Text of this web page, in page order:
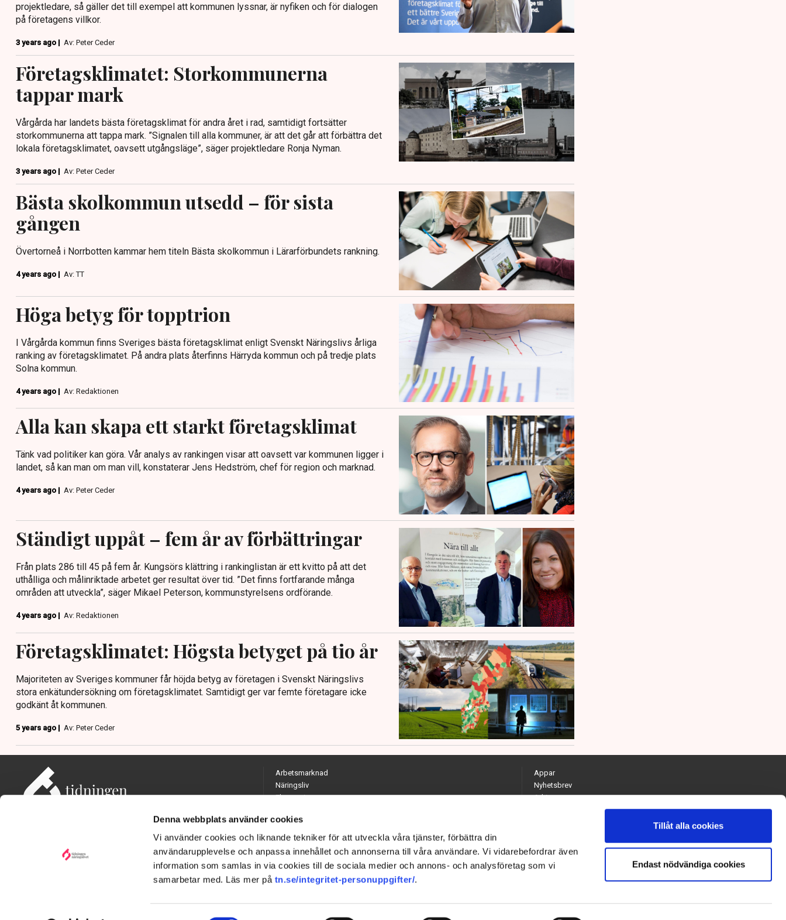
Denna webbplats använder cookies
Vi använder cookies och liknande tekniker för att utveckla våra tjänster, förbättra din
användarupplevelse och anpassa innehållet och annonserna till våra användare. Vi vidarebefordrar även
information som samlas in via cookies till de sociala medier och annons- och analysföretag som vi
samarbetar med. Läs mer på tn.se/integritet-personuppgifter/.
Tillåt alla cookies
Endast nödvändiga cookies
projektledare, så gäller det till exempel att kommunen lyssnar, är nyfiken och för dialogen
på företagens villkor.
3 years ago | Av: Peter Ceder
Företagsklimatet: Storkommunerna
tappar mark
Vårgårda har landets bästa företagsklimat för andra året i rad, samtidigt fortsätter
storkommunerna att tappa mark. ”Signalen till alla kommuner, är att det går att förbättra det
lokala företagsklimatet, oavsett utgångsläge”, säger projektledare Ronja Nyman.
3 years ago | Av: Peter Ceder
Bästa skolkommun utsedd – för sista
gången
Övertorneå i Norrbotten kammar hem titeln Bästa skolkommun i Lärarförbundets rankning.
4 years ago | Av: TT
Höga betyg för topptrion
I Vårgårda kommun finns Sveriges bästa företagsklimat enligt Svenskt Näringslivs årliga
ranking av företagsklimatet. På andra plats återfinns Härryda kommun och på tredje plats
Solna kommun.
4 years ago | Av: Redaktionen
Alla kan skapa ett starkt företagsklimat
Tänk vad politiker kan göra. Vår analys av rankingen visar att oavsett var kommunen ligger i
landet, så kan man om man vill, konstaterar Jens Hedström, chef för region och marknad.
4 years ago | Av: Peter Ceder
Ständigt uppåt – fem år av förbättringar
Från plats 286 till 45 på fem år. Kungsörs klättring i rankinglistan är ett kvitto på att det
uthålliga och målinriktade arbetet ger resultat över tid. ”Det finns fortfarande många
områden att utveckla”, säger Mikael Peterson, kommunstyrelsens ordförande.
4 years ago | Av: Redaktionen
Företagsklimatet: Högsta betyget på tio år
Majoriteten av Sveriges kommuner får höjda betyg av företagen i Svenskt Näringslivs
stora enkätundersökning om företagsklimatet. Samtidigt ger var femte företagare icke
godkänt åt kommunen.
5 years ago | Av: Peter Ceder
Adress: Tidningen Näringslivet, 114 82 Stockholm
Besöksadress: Storgatan 19, Stockholm
Arbetsmarknad
Näringsliv
Ekonomi
Opinion
Hållbarhet
Utrikes
Quiz
Appar
Nyhetsbrev
Arkiv
Kontakta redaktionen
Chefredaktör och ansvarig utgivare: